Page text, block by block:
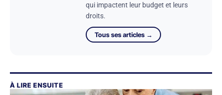
qui impactent leur budget et leurs
droits.
Tous ses articles →
À LIRE ENSUITE